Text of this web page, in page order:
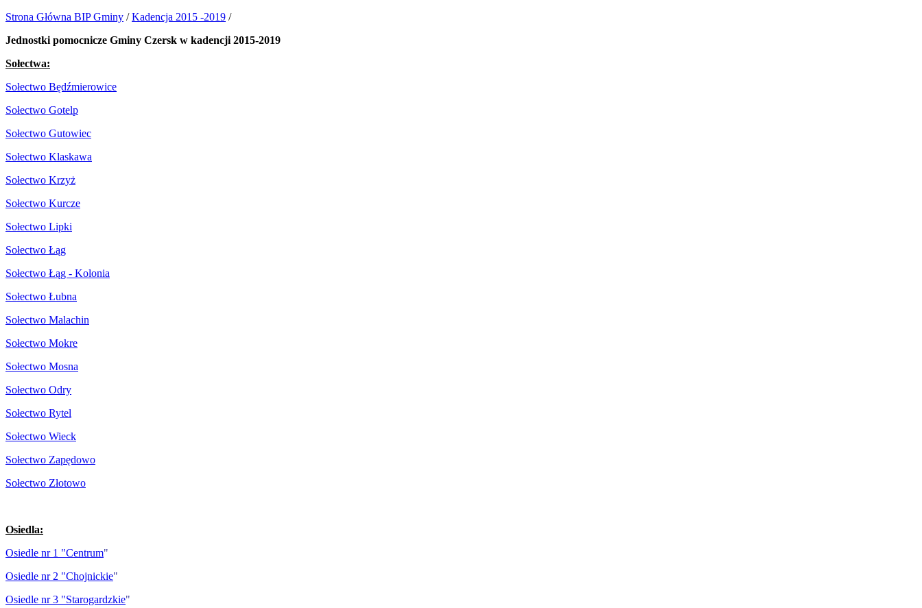
Strona Główna BIP Gminy /Kadencja 2015 -2019 /
Jednostki pomocnicze Gminy Czersk w kadencji 2015-2019
Sołectwa:
Sołectwo Będźmierowice
Sołectwo Gotelp
Sołectwo Gutowiec
Sołectwo Klaskawa
Sołectwo Krzyż
Sołectwo Kurcze
Sołectwo Lipki
Sołectwo Łąg
Sołectwo Łąg - Kolonia
Sołectwo Łubna
Sołectwo Malachin
Sołectwo Mokre
Sołectwo Mosna
Sołectwo Odry
Sołectwo Rytel
Sołectwo Wieck
Sołectwo Zapędowo
Sołectwo Złotowo
Osiedla:
Osiedle nr 1 "Centrum"
Osiedle nr 2 "Chojnickie"
Osiedle nr 3 "Starogardzkie"